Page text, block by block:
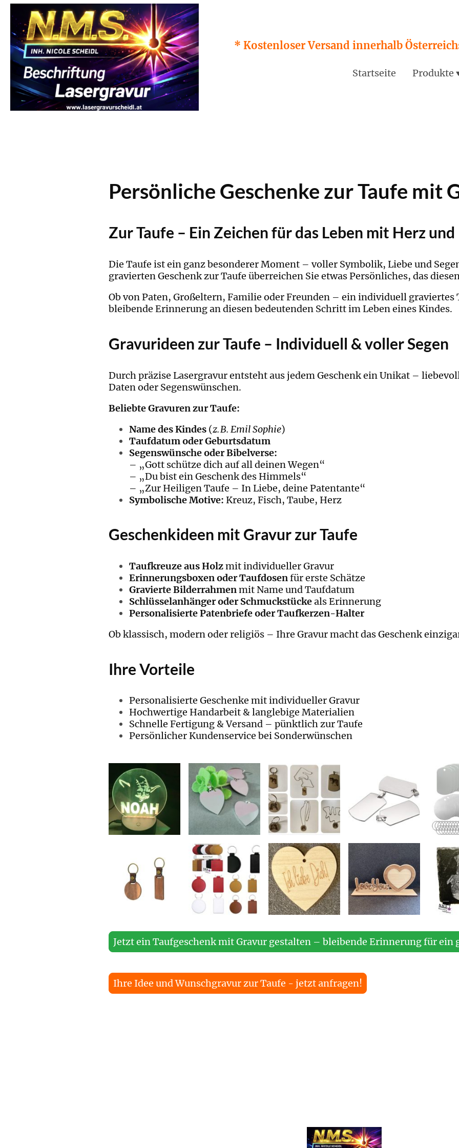
* Kostenloser Versand innerhalb
Startseite Produkte
Persönliche Geschenke zur Taufe mit
Zur Taufe – Ein Zeichen für das Leben mit Herz
Die Taufe ist ein ganz besonderer Moment – voller Symbolik, Liebe und
gravierten Geschenk zur Taufe überreichen Sie etwas Persönliches, das
Ob von Paten, Großeltern, Familie oder Freunden – ein individuell graviertes
bleibende Erinnerung an diesen bedeutenden Schritt im Leben eines Kindes.
Gravurideen zur Taufe – Individuell & voller Segen
Durch präzise Lasergravur entsteht aus jedem Geschenk ein Unikat –
Daten oder Segenswünschen.
Beliebte Gravuren zur Taufe:
Name des Kindes (z. B. Emil Sophie)
Taufdatum oder Geburtsdatum
Segenswünsche oder Bibelverse:
– „Gott schütze dich auf all deinen Wegen“
– „Du bist ein Geschenk des Himmels“
– „Zur Heiligen Taufe – In Liebe, deine Patentante“
Symbolische Motive: Kreuz, Fisch, Taube, Herz
Geschenkideen mit Gravur zur Taufe
Taufkreuze aus Holzmit individueller Gravur
Erinnerungsboxen oder Taufdosenfür erste Schätze
Gravierte Bilderrahmenmit Name und Taufdatum
Schlüsselanhänger oder Schmuckstückeals Erinnerung
Personalisierte Patenbriefe oder Taufkerzen-Halter
Ob klassisch, modern oder religiös – Ihre Gravur macht das Geschenk
Ihre Vorteile
Personalisierte Geschenke mit individueller Gravur
Hochwertige Handarbeit & langlebige Materialien
Schnelle Fertigung & Versand – pünktlich zur Taufe
Persönlicher Kundenservice bei Sonderwünschen
Jetzt ein Taufgeschenk mit Gravur gestalten – bleibende Erinnerung für ein
Ihre Idee und Wunschgravur zur Taufe - jetzt anfragen!